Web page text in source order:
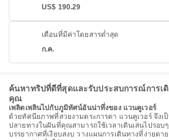
US$ 190.29
เดือนที่มีค่าโดยสารต่ำสุด
ก.ค.
ค้นหาทริปที่ดีที่สุดและรับประสบการณ์การเ
คุณ
เพลิดเพลินไปกับภูมิทัศน์อันน่าทึ่งของ แวนคูเวอร์
ด้วยทัศนียภาพที่สวยงามตระการตา แวนคูเวอร์ จึงเ
ปลายทางในฝันที่คุณสามารถใช้เวลาเดินเล่นไปรอบ
บรรยากาศที่เงียบสงบ วางแผนการเดินทางที่ง่ายด